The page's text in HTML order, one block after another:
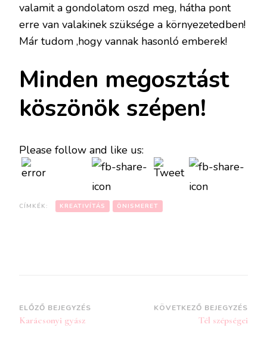
valamit a gondolatom oszd meg, hátha pont
erre van valakinek szüksége a környezetedben!
Már tudom ,hogy vannak hasonló emberek!
Minden megosztást
köszönök szépen!
Please follow and like us:
CÍMKÉK: KREATIVÍTÁS ÖNISMERET
Bejegyzések
navigációja
ELŐZŐ BEJEGYZÉS
Karácsonyi gyász
KÖVETKEZŐ BEJEGYZÉS
Tél szépségei